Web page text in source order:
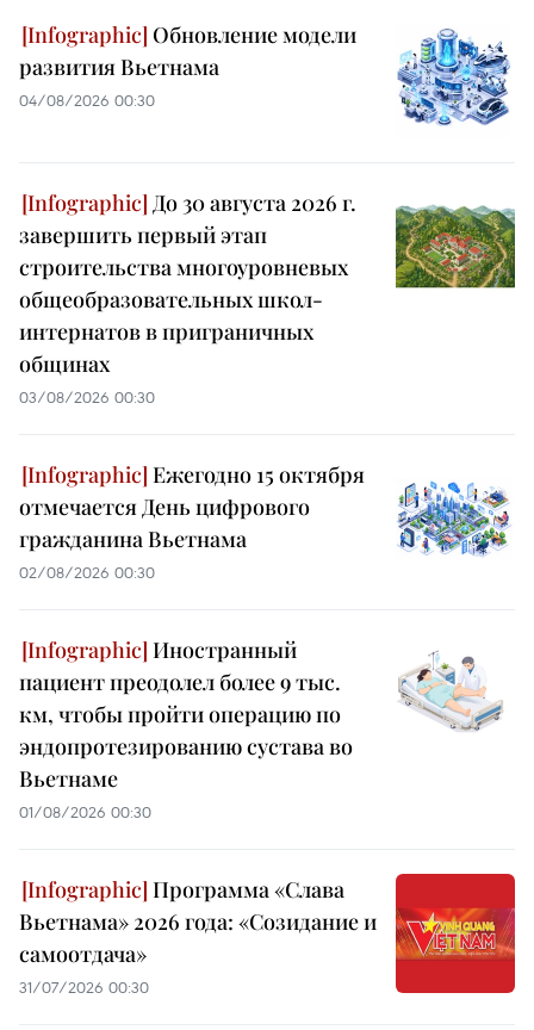
Обновление модели
развития Вьетнама
04/08/2026 00:30
До 30 августа 2026 г.
завершить первый этап
строительства многоуровневых
общеобразовательных школ-
интернатов в приграничных
общинах
03/08/2026 00:30
Ежегодно 15 октября
отмечается День цифрового
гражданина Вьетнама
02/08/2026 00:30
Иностранный
пациент преодолел более 9 тыс.
км, чтобы пройти операцию по
эндопротезированию сустава во
Вьетнаме
01/08/2026 00:30
Программа «Слава
Вьетнама» 2026 года: «Созидание и
самоотдача»
31/07/2026 00:30